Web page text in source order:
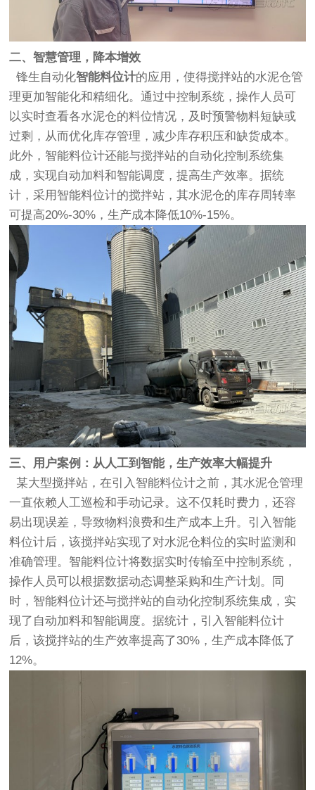
二、智慧管理，降本增效
锋生自动化智能料位计的应用，使得搅拌站的水泥仓管
理更加智能化和精细化。通过中控制系统，操作人员可
以实时查看各水泥仓的料位情况，及时预警物料短缺或
过剩，从而优化库存管理，减少库存积压和缺货成本。
此外，智能料位计还能与搅拌站的自动化控制系统集
成，实现自动加料和智能调度，提高生产效率。据统
计，采用智能料位计的搅拌站，其水泥仓的库存周转率
可提高20%-30%，生产成本降低10%-15%。
三、用户案例：从人工到智能，生产效率大幅提升
某大型搅拌站，在引入智能料位计之前，其水泥仓管理
一直依赖人工巡检和手动记录。这不仅耗时费力，还容
易出现误差，导致物料浪费和生产成本上升。引入智能
料位计后，该搅拌站实现了对水泥仓料位的实时监测和
准确管理。智能料位计将数据实时传输至中控制系统，
操作人员可以根据数据动态调整采购和生产计划。同
时，智能料位计还与搅拌站的自动化控制系统集成，实
现了自动加料和智能调度。据统计，引入智能料位计
后，该搅拌站的生产效率提高了30%，生产成本降低了
12%。